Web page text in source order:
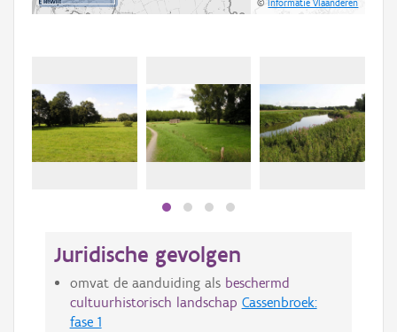
©Informatie Vlaanderen
Juridische gevolgen
omvat de aanduiding als beschermd
cultuurhistorisch landschap Cassenbroek:
fase 1